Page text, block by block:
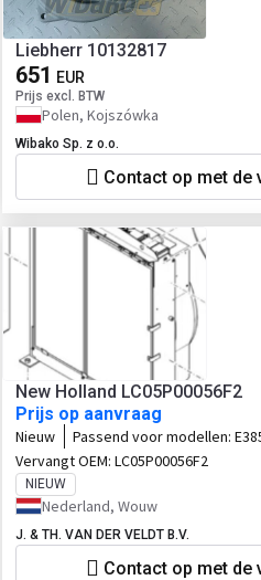
Liebherr 10132817
651 EUR
Prijs excl. BTW
Polen, Kojszówka
Wibako Sp. z o.o.
Contact op met de
New Holland LC05P00056F2
Prijs op aanvraag
Nieuw Passend voor modellen:
Vervangt OEM: LC05P00056F2
NIEUW
Nederland, Wouw
J. & TH. VAN DER VELDT B.V.
Contact op met de